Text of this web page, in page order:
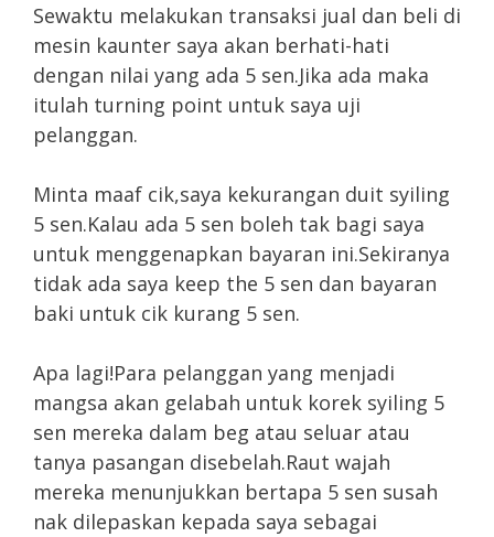
Sewaktu melakukan transaksi jual dan beli di
mesin kaunter saya akan berhati-hati
dengan nilai yang ada 5 sen.Jika ada maka
itulah turning point untuk saya uji
pelanggan.
Minta maaf cik,saya kekurangan duit syiling
5 sen.Kalau ada 5 sen boleh tak bagi saya
untuk menggenapkan bayaran ini.Sekiranya
tidak ada saya keep the 5 sen dan bayaran
baki untuk cik kurang 5 sen.
Apa lagi!Para pelanggan yang menjadi
mangsa akan gelabah untuk korek syiling 5
sen mereka dalam beg atau seluar atau
tanya pasangan disebelah.Raut wajah
mereka menunjukkan bertapa 5 sen susah
nak dilepaskan kepada saya sebagai